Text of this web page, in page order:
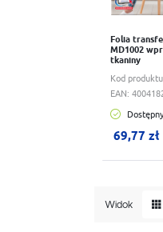
Kod
Folia
MD1002
tkaniny
EAN:
Dostępny
69,77 zł
W
Widok